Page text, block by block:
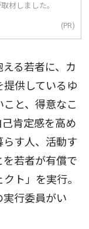
材しました。
(PR)
る若者に、カ
供しているゆ
と、得意なこ
肯定感を高め
す人、活動す
若者が有償で
ト」を実行。
実行委員がい